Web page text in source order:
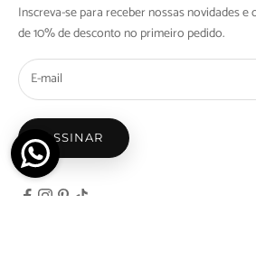
Inscreva-se para receber nossas novidades e
de 10% de desconto no primeiro pedido.
ASSINAR